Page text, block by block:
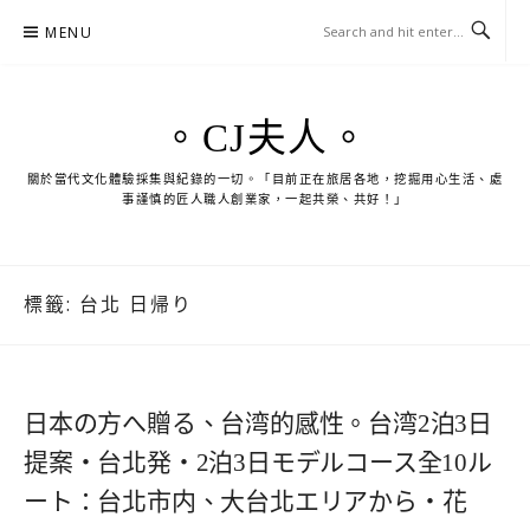
MENU
。CJ夫人。
關於當代文化體驗採集與紀錄的一切。「目前正在旅居各地，挖掘用心生活、處
事謹慎的匠人職人創業家，一起共榮、共好！」
標籤: 台北 日帰り
日本の方へ贈る、台湾的感性。台湾2泊3日
提案・台北発・2泊3日モデルコース全10ル
ート：台北市内、大台北エリアから・花